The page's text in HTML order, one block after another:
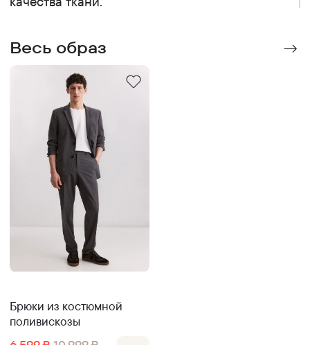
Весь образ
Брюки из костюмной
поливискозы